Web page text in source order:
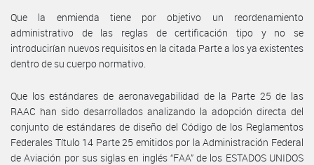
Que la enmienda tiene por objetivo un reordenamiento
administrativo de las reglas de certificación tipo y no se
introducirían nuevos requisitos en la citada Parte a los ya existentes
dentro de su cuerpo normativo.
Que los estándares de aeronavegabilidad de la Parte 25 de las
RAAC han sido desarrollados analizando la adopción directa del
conjunto de estándares de diseño del Código de los Reglamentos
Federales Título 14 Parte 25 emitidos por la Administración Federal
de Aviación por sus siglas en inglés “FAA” de los ESTADOS UNIDOS